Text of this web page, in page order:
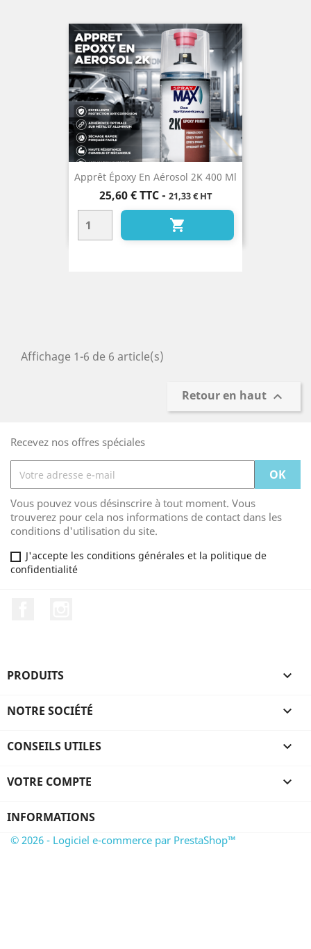
Apprêt Époxy En Aérosol 2K 400 Ml
Prix
25,60 € TTC- 21,33 € HT

Affichage 1-6 de 6 article(s)
Retour en haut 
Recevez nos offres spéciales
Vous pouvez vous désinscrire à tout moment. Vous
trouverez pour cela nos informations de contact dans les
conditions d'utilisation du site.
J'accepte les conditions générales et la politique de
confidentialité
PRODUITS 
NOTRE SOCIÉTÉ 
CONSEILS UTILES 
VOTRE COMPTE 
INFORMATIONS
© 2026 - Logiciel e-commerce par PrestaShop™